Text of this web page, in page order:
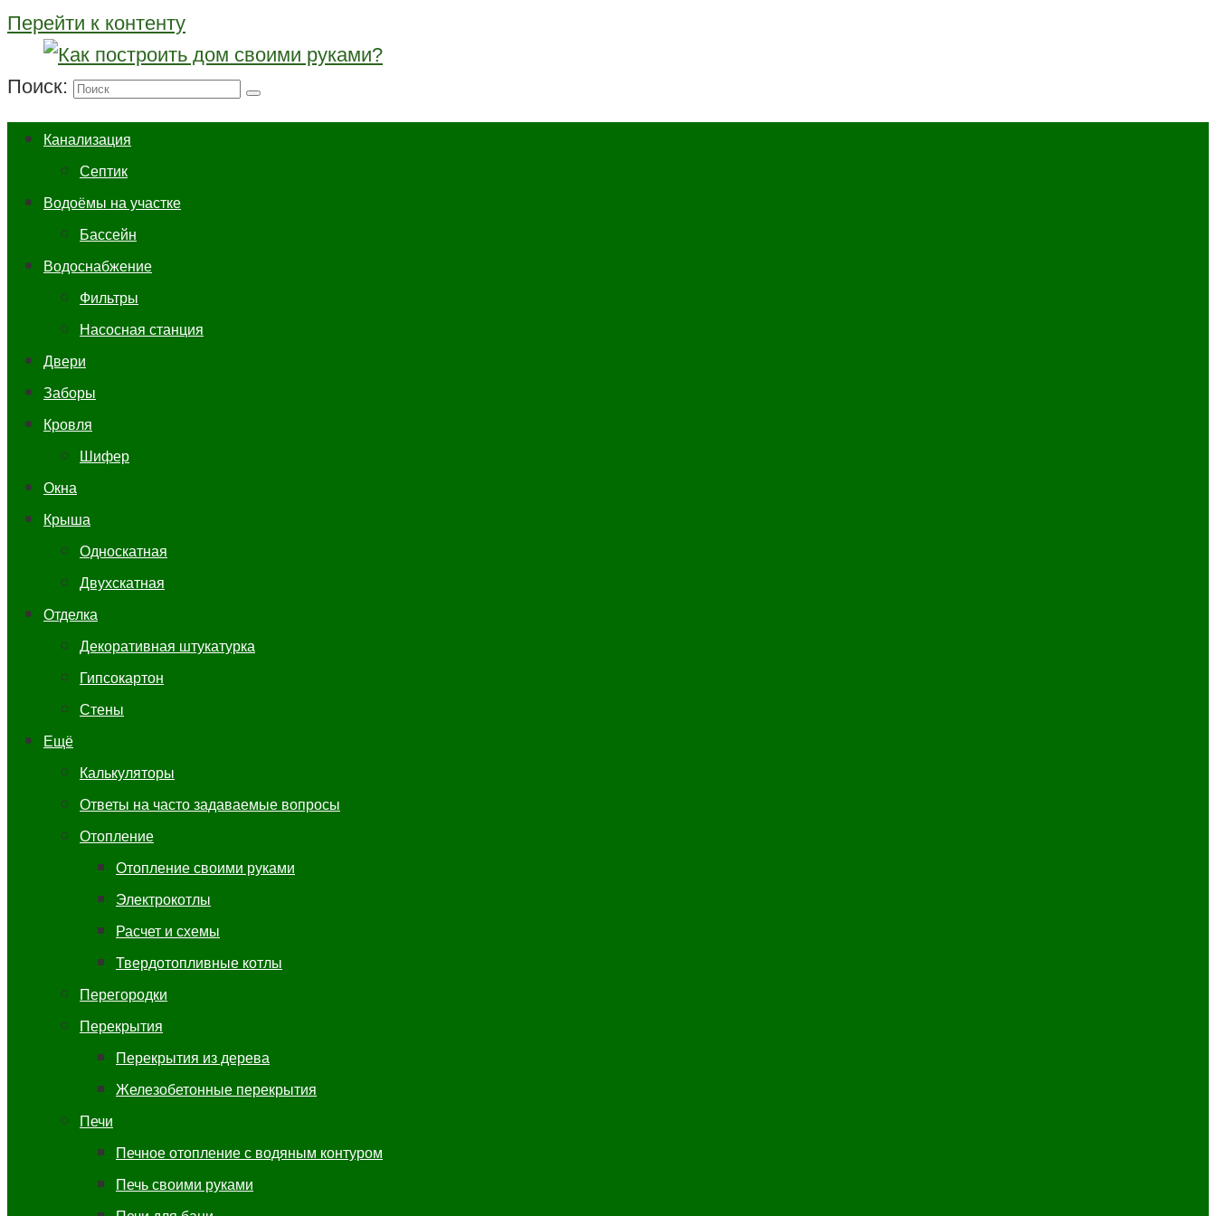
Перейти к контенту
Поиск:
Канализация
Септик
Водоёмы на участке
Бассейн
Водоснабжение
Фильтры
Насосная станция
Двери
Заборы
Кровля
Шифер
Окна
Крыша
Односкатная
Двухскатная
Отделка
Декоративная штукатурка
Гипсокартон
Стены
Ещё
Калькуляторы
Ответы на часто задаваемые вопросы
Отопление
Отопление своими руками
Электрокотлы
Расчет и схемы
Твердотопливные котлы
Перегородки
Перекрытия
Перекрытия из дерева
Железобетонные перекрытия
Печи
Печное отопление с водяным контуром
Печь своими руками